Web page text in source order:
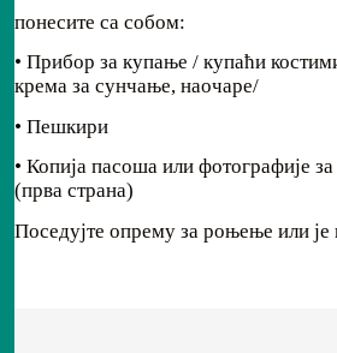
понесите са собом:
• Прибор за купање / купаћи
крема за сунчање, наочаре/
• Пешкири
• Копија пасоша или фотографије
(прва страна)
Поседујте опрему за роњење или је